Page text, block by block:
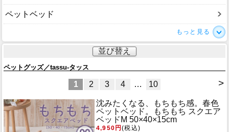
ペットベッド
もっと見る
並び替え
ペットグッズ／tassu-タッス
>
1 2 3 4 … 10
沈みたくなる、もちもち感。春色
ペットベッド。
もちもち スクエア
ベッドM 50×40×15cm
4,950円(税込)